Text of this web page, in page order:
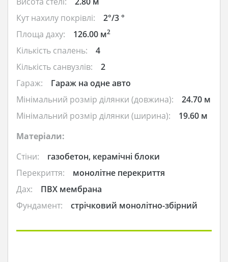
Кут нахилу покрівлі:
2°/3 °
Площа даху:
126.00 м2
Кількість спалень:
4
Кількість санвузлів:
2
Гараж:
Гараж на одне авто
Мінімальний розмір ділянки (довжина):
24.70 м
Мінімальний розмір ділянки (ширина):
19.60 м
Матеріали:
Стіни:
газобетон, керамічні блоки
Перекриття:
монолітне перекриття
Дах:
ПВХ мембрана
Фундамент:
стрічковий монолітно-збірний